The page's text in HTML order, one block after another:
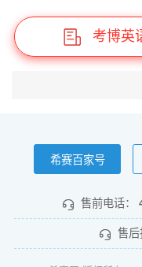
考博英
希赛百家号
售前电话：
售后